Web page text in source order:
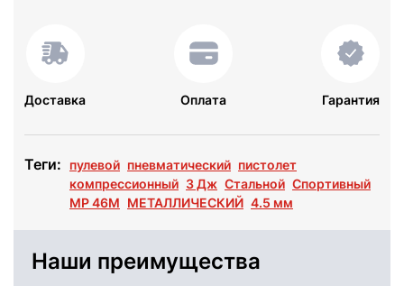
Доставка Оплата Гарантия
Теги: пулевой пневматический пистолет
компрессионный 3 Дж Стальной Спортивный
МР 46М МЕТАЛЛИЧЕСКИЙ 4.5 мм
Наши преимущества